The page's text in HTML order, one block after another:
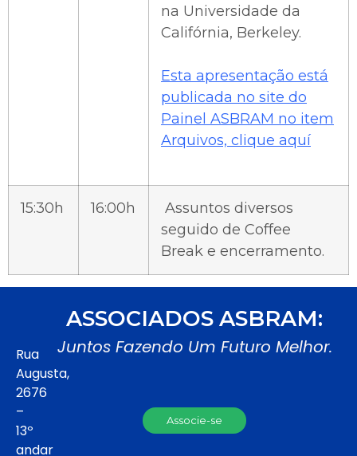
na Universidade da
Califórnia, Berkeley.
Esta apresentação está
publicada no site do
Painel ASBRAM no item
Arquivos, clique aquí
15:30h 16:00h
Assuntos diversos
seguido de Coffee
Break e encerramento.
Rua
Augusta,
2676
–
13º
andar
ASSOCIADOS ASBRAM:
Juntos Fazendo Um Futuro Melhor.
Associe-se